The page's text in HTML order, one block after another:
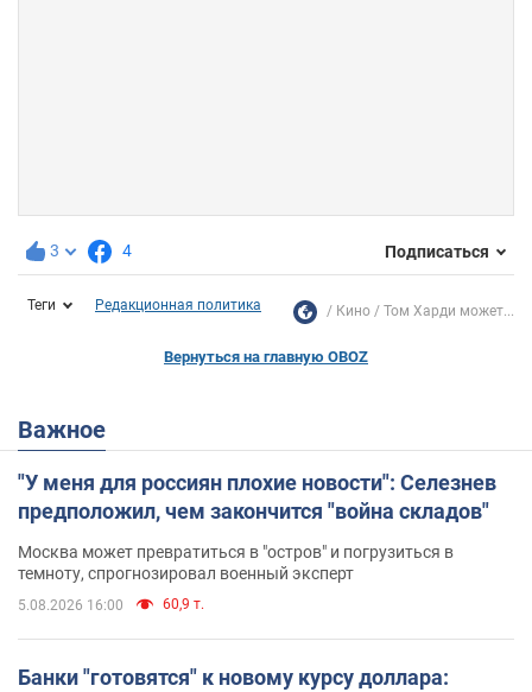
3 4 Подписаться
Теги Редакционная политика Кино Том Харди может...
Вернуться на главную OBOZ
Важное
"У меня для россиян плохие новости": Селезнев
предположил, чем закончится "война складов"
Москва может превратиться в "остров" и погрузиться в
темноту, спрогнозировал военный эксперт
5.08.2026 16:00 60,9 т.
Банки "готовятся" к новому курсу доллара: